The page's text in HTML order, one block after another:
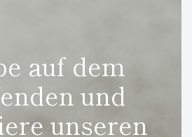
auf dem
und
unseren